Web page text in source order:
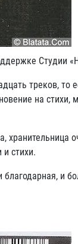
Студии
треков, то
на стихи,
стихи.
и